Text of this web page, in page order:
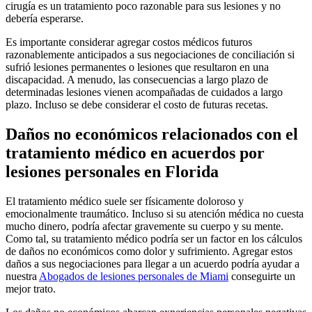
cirugía es un tratamiento poco razonable para sus lesiones y no
debería esperarse.
Es importante considerar agregar costos médicos futuros
razonablemente anticipados a sus negociaciones de conciliación si
sufrió lesiones permanentes o lesiones que resultaron en una
discapacidad. A menudo, las consecuencias a largo plazo de
determinadas lesiones vienen acompañadas de cuidados a largo
plazo. Incluso se debe considerar el costo de futuras recetas.
Daños no económicos relacionados con el
tratamiento médico en acuerdos por
lesiones personales en Florida
El tratamiento médico suele ser físicamente doloroso y
emocionalmente traumático. Incluso si su atención médica no cuesta
mucho dinero, podría afectar gravemente su cuerpo y su mente.
Como tal, su tratamiento médico podría ser un factor en los cálculos
de daños no económicos como dolor y sufrimiento. Agregar estos
daños a sus negociaciones para llegar a un acuerdo podría ayudar a
nuestra Abogados de lesiones personales de Miami conseguirte un
mejor trato.